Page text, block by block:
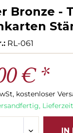
Bronze -
RL-061
€ *
kostenloser
IN